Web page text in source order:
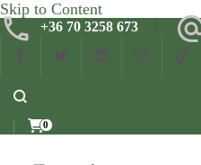
Skip to Content
+36 70 3258 673
0